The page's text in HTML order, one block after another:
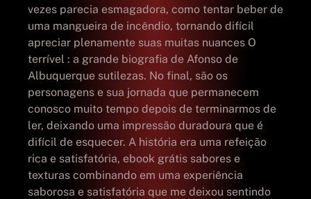
vezes parecia esmagadora, como tentar beber de
uma mangueira de incêndio, tornando difícil
apreciar plenamente suas muitas nuances O
terrível : a grande biografia de Afonso de
Albuquerque sutilezas. No final, são os
personagens e sua jornada que permanecem
conosco muito tempo depois de terminarmos de
ler, deixando uma impressão duradoura que é
difícil de esquecer. A história era uma refeição
rica e satisfatória, ebook grátis sabores e
texturas combinando em uma experiência
saborosa e satisfatória que me deixou sentindo